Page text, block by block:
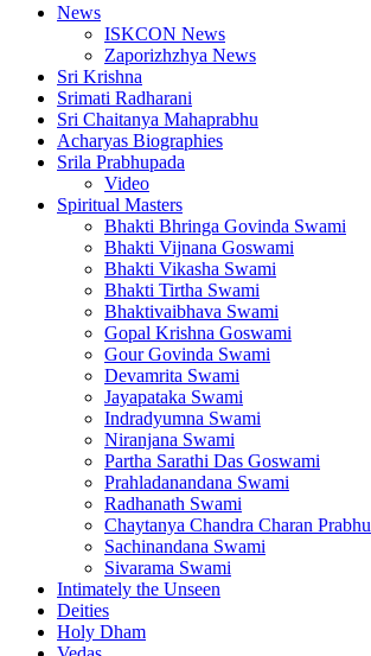
News
ISKCON News
Zaporizhzhya News
Sri Krishna
Srimati Radharani
Sri Chaitanya Mahaprabhu
Acharyas Biographies
Srila Prabhupada
Video
Spiritual Masters
Bhakti Bhringa Govinda Swami
Bhakti Vijnana Goswami
Bhakti Vikasha Swami
Bhakti Tirtha Swami
Bhaktivaibhava Swami
Gopal Krishna Goswami
Gour Govinda Swami
Devamrita Swami
Jayapataka Swami
Indradyumna Swami
Niranjana Swami
Partha Sarathi Das Goswami
Prahladanandana Swami
Radhanath Swami
Chaytanya Chandra Charan Prabhu
Sachinandana Swami
Sivarama Swami
Intimately the Unseen
Deities
Holy Dham